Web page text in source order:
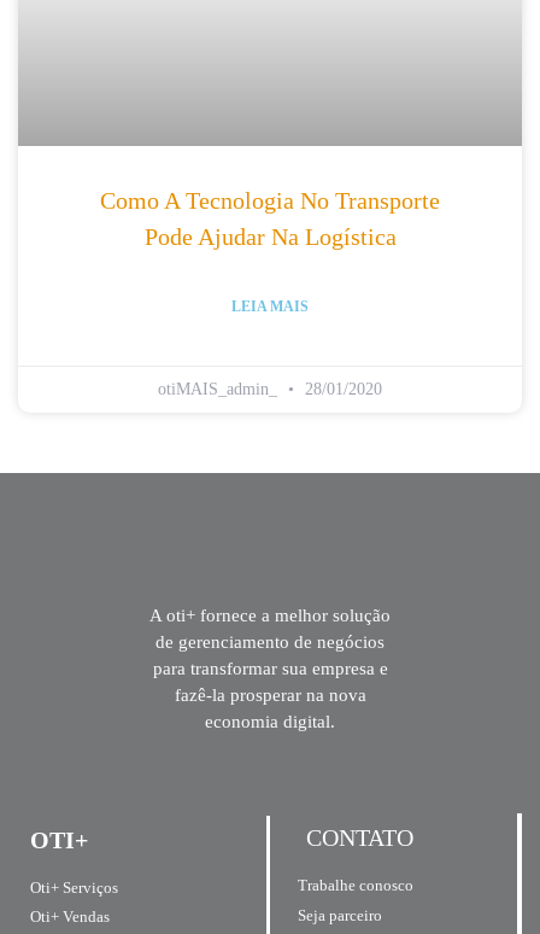
Como A Tecnologia No Transporte
Pode Ajudar Na Logística
LEIA MAIS
otiMAIS_admin_ 28/01/2020
A oti+ fornece a melhor solução
de gerenciamento de negócios
para transformar sua empresa e
fazê-la prosperar na nova
economia digital.
OTI+
Oti+ Serviços
Oti+ Vendas
CONTATO
Trabalhe conosco
Seja parceiro